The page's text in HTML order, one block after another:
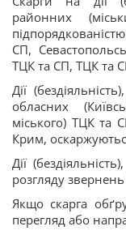
районних
СП,
ТЦК та СП, ТЦК та
Дії
обласних
міського) ТЦК та
Крим,
Дії
розгляду
Якщо скарга
перегляд або